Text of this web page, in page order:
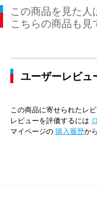
この商品を見た人
こちらの商品も見
ユーザーレビュ
この商品に寄せられたレ
レビューを評価するには
マイページの 購入履歴か